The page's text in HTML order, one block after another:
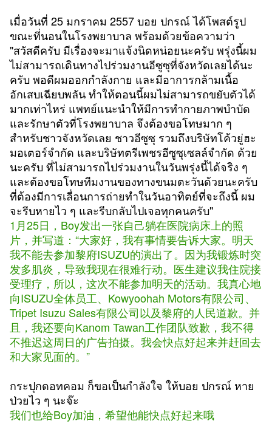
เมื่อวันที่ 25 มกราคม 2557 บอย ปกรณ์ ได้โพสต์รูป
ขณะที่นอนในโรงพยาบาล พร้อมด้วยข้อความว่า
"สวัสดีครับ มีเรื่องจะมาแจ้งนิดหน่อยนะครับ พรุ่งนี้ผม
ไม่สามารถเดินทางไปร่วมงานอีซูซุที่จังหวัดเลยได้นะ
ครับ พอดีผมออกกำลังกาย และมีอาการกล้ามเนื้อ
อักเสบเฉียบพลัน ทำให้ตอนนี้ผมไม่สามารถขยับตัวได้
มากเท่าไหร่ แพทย์แนะนำให้มีการทำกายภาพบำบัด
และรักษาตัวที่โรงพยาบาล จึงต้องขอโทษมาก ๆ
สำหรับชาวจังหวัดเลย ชาวอีซูซุ รวมถึงบริษัทโค้วยู่ฮะ
มอเตอร์จำกัด และบริษัทตรีเพชรอีซูซุเซลล์จำกัด ด้วย
นะครับ ที่ไม่สามารถไปร่วมงานในวันพรุ่งนี้ได้จริง ๆ
และต้องขอโทษทีมงานของทางขนมตะวันด้วยนะครับ
ที่ต้องมีการเลื่อนการถ่ายทำในวันอาทิตย์ที่จะถึงนี้ ผม
จะรีบหายไว ๆ และรีบกลับไปเจอทุกคนครับ"
1月25日，Boy发出一张自己躺在医院病床上的照
片，并写道：“大家好，我有事情要告诉大家。明天
我不能去参加黎府ISUZU的演出了。因为我锻炼时突
发多肌炎，导致我现在很难行动。医生建议我住院接
受理疗，所以，这次不能参加明天的活动。我真心地
向ISUZU全体员工、Kowyoohah Motors有限公司、
Tripet Isuzu Sales有限公司以及黎府的人民道歉。并
且，我还要向Kanom Tawan工作团队致歉，我不得
不推迟这周日的广告拍摄。我会快点好起来并赶回去
和大家见面的。”
กระปุกดอทคอม ก็ขอเป็นกำลังใจ ให้บอย ปกรณ์ หาย
ป่วยไว ๆ นะจ๊ะ
我们也给Boy加油，希望他能快点好起来哦